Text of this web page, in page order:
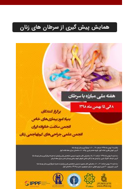
همایش پیش گیری از سرطان های زنان